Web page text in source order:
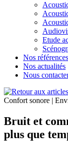
Etude
Nos références
Nos actualités
Nous
Confort sonore |
Bruit et
plus que